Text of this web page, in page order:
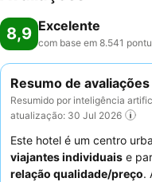
8,9 Excelente
com base em 8.541
Resumo de avaliações
Resumido por inteligência
atualização: 30 Jul 2026
Este hotel é um centro
viajantes individuais e
relação qualidade/preço.